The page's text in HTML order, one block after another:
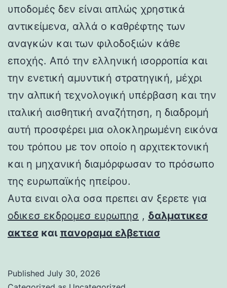
υποδομές δεν είναι απλώς χρηστικά
αντικείμενα, αλλά ο καθρέφτης των
αναγκών και των φιλοδοξιών κάθε
εποχής. Από την ελληνική ισορροπία και
την ενετική αμυντική στρατηγική, μέχρι
την αλπική τεχνολογική υπέρβαση και την
ιταλική αισθητική αναζήτηση, η διαδρομή
αυτή προσφέρει μια ολοκληρωμένη εικόνα
του τρόπου με τον οποίο η αρχιτεκτονική
και η μηχανική διαμόρφωσαν το πρόσωπο
της ευρωπαϊκής ηπείρου.
Αυτα ειναι ολα οσα πρεπει αν ξερετε για
οδικεσ εκδρομεσ ευρωπησ , δαλματικεσ
ακτεσ και πανοραμα ελβετιασ
Published July 30, 2026